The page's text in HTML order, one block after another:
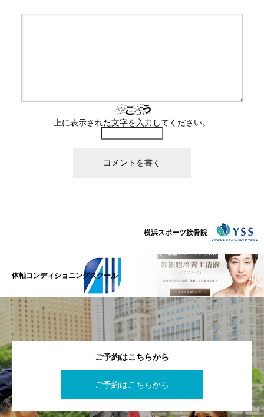
上に表示された文字を入力してください。
横浜スポーツ接骨院
体軸コンディショニングスクール
ご予約はこちらから
ご予約はこちらから